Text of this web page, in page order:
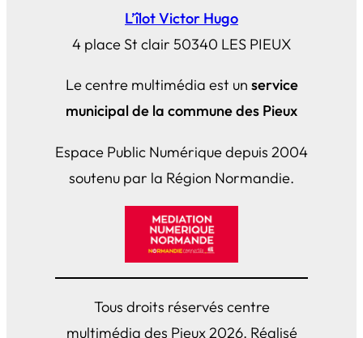
L’îlot Victor Hugo
4 place St clair 50340 LES PIEUX
Le centre multimédia est un service
municipal de la commune des Pieux
Espace Public Numérique depuis 2004
soutenu par la Région Normandie.
Tous droits réservés centre
multimédia des Pieux 2026. Réalisé